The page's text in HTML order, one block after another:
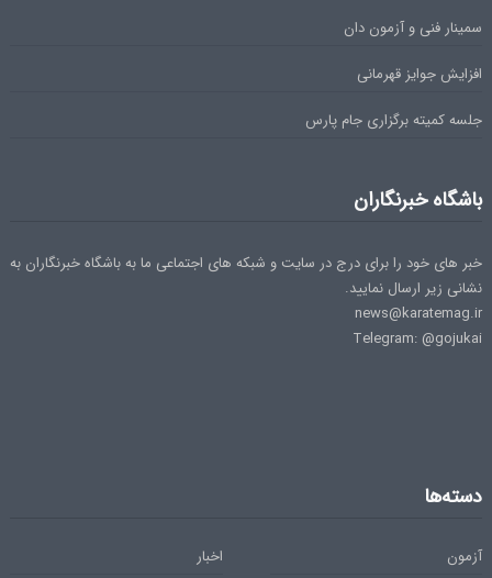
سمینار فنی و آزمون دان
افزایش جوایز قهرمانی
جلسه کمیته برگزاری جام پارس
باشگاه خبرنگاران
خبر های خود را برای درج در سایت و شبکه های اجتماعی ما به باشگاه خبرنگاران به
نشانی زیر ارسال نمایید.
news@karatemag.ir
Telegram: @gojukai
دسته‌ها
آزمون اخبار